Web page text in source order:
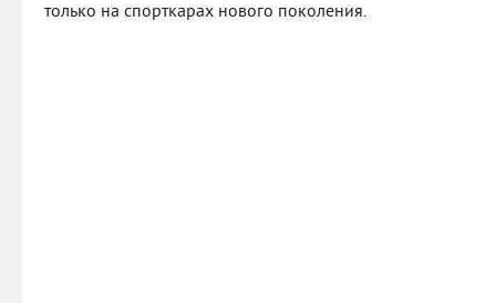
только на спорткарах нового поколения.